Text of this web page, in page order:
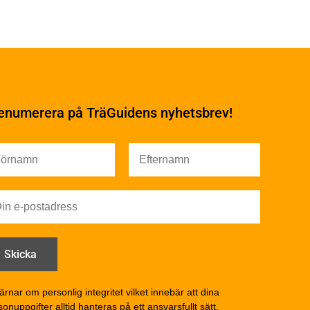
Ytbehandling och
Färg
Utförande - utvändigt
Drift och underhåll
Fasader och väggar
på TräGuidens nyhetsbrev!
om personlig integritet vilket innebär att dina
alltid hanteras på ett ansvarsfullt sätt.